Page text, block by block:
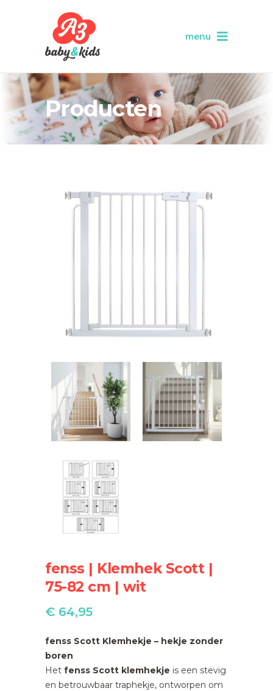
menu
Producten
fenss | Klemhek Scott |
75-82 cm | wit
€ 64,95
fenss Scott Klemhekje – hekje zonder
boren
Het fenss Scott klemhekje is een stevig
en betrouwbaar traphekje, ontworpen om